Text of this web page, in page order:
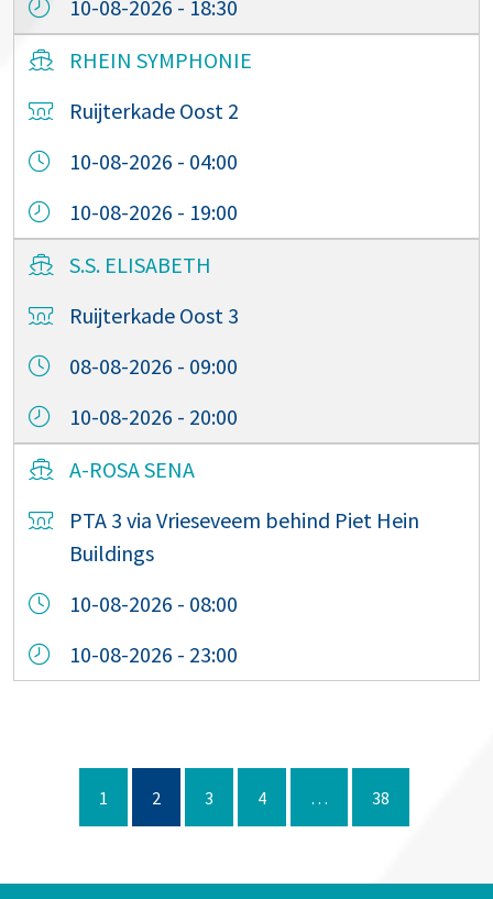
10-08-2026 - 18:30
RHEIN SYMPHONIE
Ruijterkade Oost 2
10-08-2026 - 04:00
10-08-2026 - 19:00
S.S. ELISABETH
Ruijterkade Oost 3
08-08-2026 - 09:00
10-08-2026 - 20:00
A-ROSA SENA
PTA 3 via Vrieseveem behind Piet Hein
Buildings
10-08-2026 - 08:00
10-08-2026 - 23:00
1 2 3 4 … 38